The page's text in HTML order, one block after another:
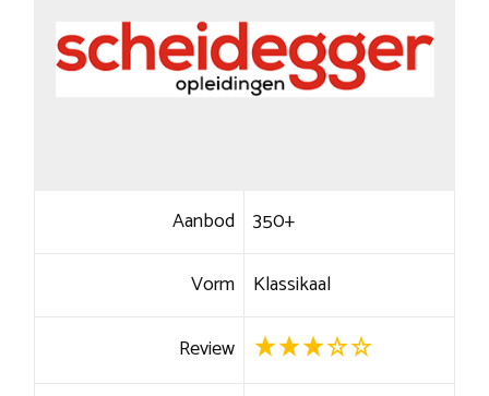
Aanbod 350+
Vorm Klassikaal
Review